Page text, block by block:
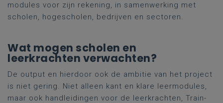
modules voor zijn rekening, in samenwerking met
scholen, hogescholen, bedrijven en sectoren.
Wat mogen scholen en
leerkrachten verwachten?
De output en hierdoor ook de ambitie van het project
is niet gering. Niet alleen kant en klare leermodules,
maar ook handleidingen voor de leerkrachten, Train-